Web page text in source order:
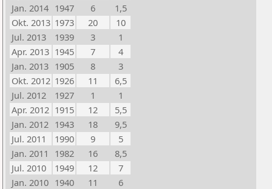
Jan. 2014 1947 6
1,5
Okt. 2013 1973 20
10
Jul. 2013
1939 3
1
Apr. 2013 1945 7
4
Jan. 2013 1905 8
3
Okt. 2012 1926 11
6,5
Jul. 2012
1927 1
1
Apr. 2012 1915 12
5,5
Jan. 2012 1943 18
9,5
Jul. 2011
1990 9
5
Jan. 2011
1982 16
8,5
Jul. 2010
1949 12
7
Jan. 2010 1940 11
6